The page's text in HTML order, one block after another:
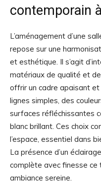
contemporain
L’aménagement d’une
repose sur une
et esthétique. Il s’agit
matériaux de qualité et
offrir un cadre apaisant et
lignes simples, des
surfaces réfléchissantes
blanc brillant. Ces choix
l’espace, essentiel dans
La présence d’un
complète avec finesse
ambiance sereine.